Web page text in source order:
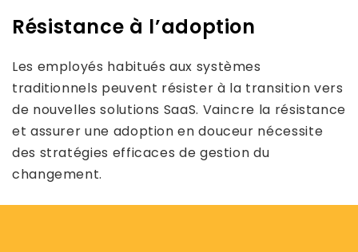
Résistance à l’adoption
Les employés habitués aux systèmes
traditionnels peuvent résister à la transition vers
de nouvelles solutions SaaS. Vaincre la résistance
et assurer une adoption en douceur nécessite
des stratégies efficaces de gestion du
changement.